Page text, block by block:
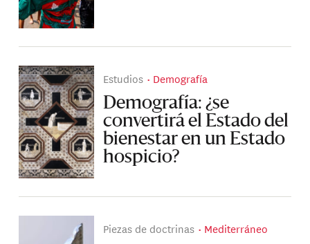
Estudios Demografía
Demografía: ¿se
convertirá el Estado del
bienestar en un Estado
hospicio?
Piezas de doctrinas Mediterráneo